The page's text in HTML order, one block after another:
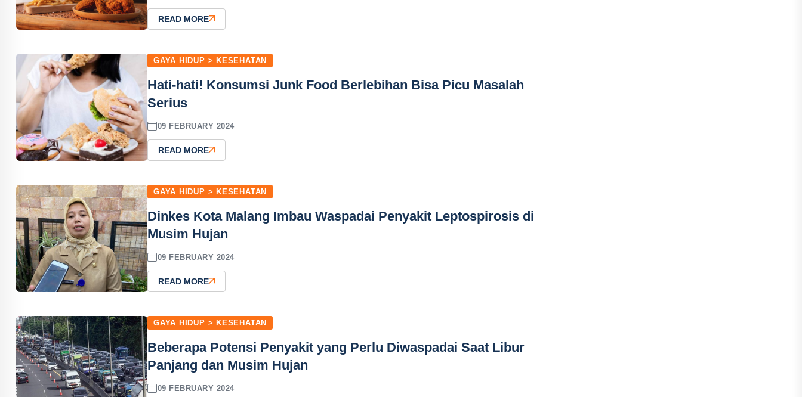
READ MORE
GAYA HIDUP > KESEHATAN
Hati-hati! Konsumsi Junk Food Berlebihan Bisa Picu Masalah
Serius
09 FEBRUARY 2024
READ MORE
GAYA HIDUP > KESEHATAN
Dinkes Kota Malang Imbau Waspadai Penyakit Leptospirosis di
Musim Hujan
09 FEBRUARY 2024
READ MORE
GAYA HIDUP > KESEHATAN
Beberapa Potensi Penyakit yang Perlu Diwaspadai Saat Libur
Panjang dan Musim Hujan
09 FEBRUARY 2024